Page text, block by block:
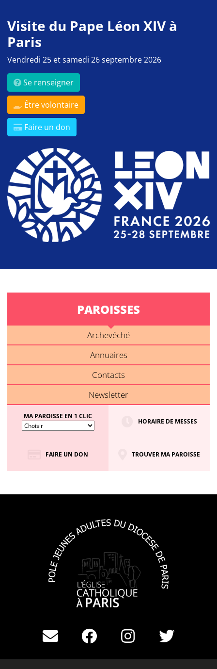
Visite du Pape Léon XIV à
Paris
Vendredi 25 et samedi 26 septembre 2026
Se renseigner
Être volontaire
Faire un don
PAROISSES
Archevêché
Annuaires
Contacts
Newsletter
MA PAROISSE EN 1 CLIC
HORAIRE DE MESSES
FAIRE UN DON TROUVER MA PAROISSE